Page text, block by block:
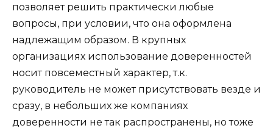
позволяет решить практически любые
вопросы, при условии, что она оформлена
надлежащим образом. В крупных
организациях использование доверенностей
носит повсеместный характер, т.к.
руководитель не может присутствовать везде и
сразу, в небольших же компаниях
доверенности не так распространены, но тоже